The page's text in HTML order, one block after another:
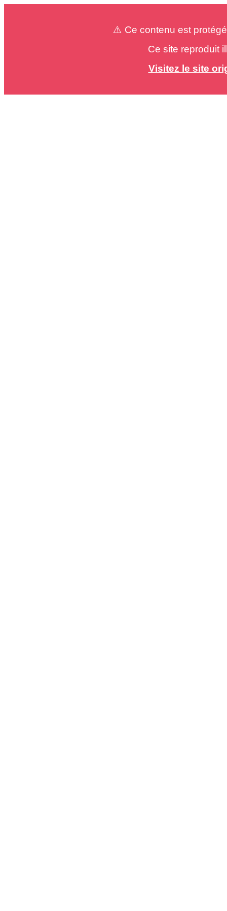
⚠️ Ce contenu est
Ce site reproduit
Visitez le site